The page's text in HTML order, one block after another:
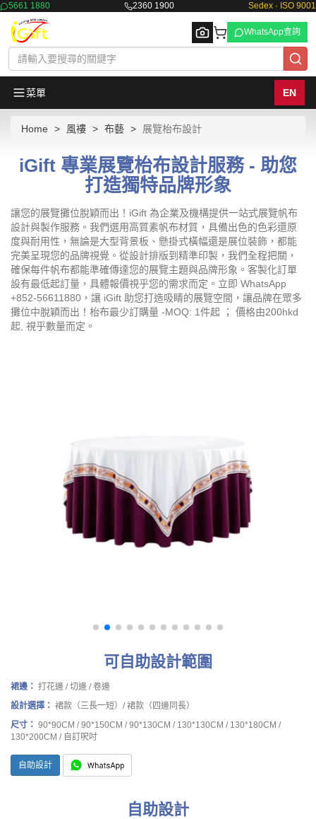
5661 1880 2360 1900 Sedex · ISO 9001
Browse
WhatsApp查詢
菜單 EN
Home 風褸 布藝 展覽枱布設計
iGift 專業展覽枱布設計服務 - 助您
打造獨特品牌形象
讓您的展覽攤位脫穎而出！iGift 為企業及機構提供一站式展覽帆布
設計與製作服務。我們選用高質素帆布材質，具備出色的色彩還原
度與耐用性，無論是大型背景板、懸掛式橫幅還是展位裝飾，都能
完美呈現您的品牌視覺。從設計排版到精準印製，我們全程把關，
確保每件帆布都能準確傳達您的展覽主題與品牌形象。客製化訂單
設有最低起訂量，具體報價視乎您的需求而定。立即 WhatsApp
+852-56611880，讓 iGift 助您打造吸睛的展覽空間，讓品牌在眾多
攤位中脫穎而出！枱布最少訂購量 -MOQ: 1件起 ； 價格由200hkd
起, 視乎數量而定。
可自助設計範圍
裙邊： 打花邊 / 切邊 / 卷邊
設計選擇： 裙款（三長一短）/ 裙款（四邊同長）
尺寸： 90*90CM / 90*150CM / 90*130CM / 130*130CM / 130*180CM /
130*200CM / 自訂呎吋
自助設計
自助設計